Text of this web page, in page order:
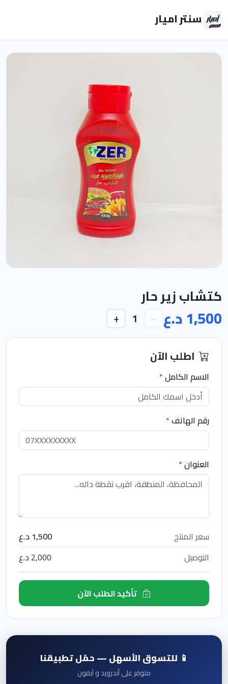
سنتر اميار
كتشاب زير حار
1,500 د.ع −
1
+
اطلب الآن
الاسم الكامل*
رقم الهاتف*
العنوان*
سعر المنتج
1,500 د.ع
التوصيل
2,000 د.ع
📱 للتسوق الأسهل — حمّل تطبيقنا
متوفر على أندرويد و آيفون